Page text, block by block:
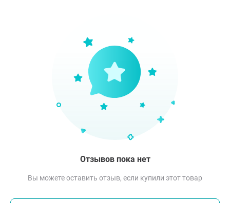
Отзывов пока нет
Вы можете оставить отзыв, если купили этот товар